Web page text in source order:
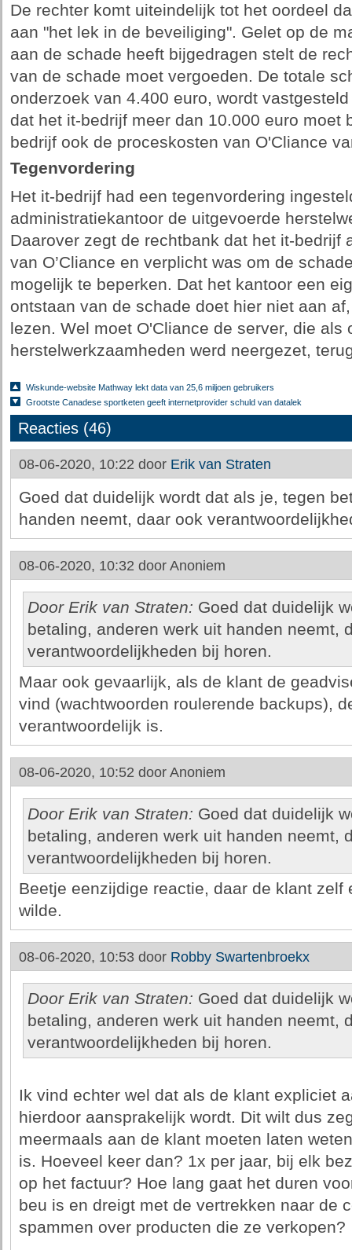
De rechter komt uiteindelijk tot het oordeel
aan "het lek in de beveiliging". Gelet op de
aan de schade heeft bijgedragen stelt de
van de schade moet vergoeden. De totale
onderzoek van 4.400 euro, wordt
dat het it-bedrijf meer dan 10.000 euro moet
bedrijf ook de proceskosten van O'Cliance
Tegenvordering
Het it-bedrijf had een tegenvordering
administratiekantoor de uitgevoerde
Daarover zegt de rechtbank dat het it-bedrijf
van O’Cliance en verplicht was om de
mogelijk te beperken. Dat het kantoor een
ontstaan van de schade doet hier niet aan
lezen. Wel moet O'Cliance de server, die als
herstelwerkzaamheden werd neergezet,
Wiskunde-website Mathway lekt data van 25,6 miljoen gebruikers
Grootste Canadese sportketen geeft internetprovider schuld van datalek
Reacties (46)
08-06-2020, 10:22 door Erik van Straten
Goed dat duidelijk wordt dat als je, tegen
handen neemt, daar ook
08-06-2020, 10:32 door Anoniem
Door Erik van Straten: Goed dat duidelijk
betaling, anderen werk uit handen neemt,
verantwoordelijkheden bij horen.
Maar ook gevaarlijk, als de klant de
vind (wachtwoorden roulerende backups),
verantwoordelijk is.
08-06-2020, 10:52 door Anoniem
Door Erik van Straten: Goed dat duidelijk
betaling, anderen werk uit handen neemt,
verantwoordelijkheden bij horen.
Beetje eenzijdige reactie, daar de klant zelf
wilde.
08-06-2020, 10:53 door Robby Swartenbroekx
Door Erik van Straten: Goed dat duidelijk
betaling, anderen werk uit handen neemt,
verantwoordelijkheden bij horen.
Ik vind echter wel dat als de klant expliciet
hierdoor aansprakelijk wordt. Dit wilt dus
meermaals aan de klant moeten laten
is. Hoeveel keer dan? 1x per jaar, bij elk
op het factuur? Hoe lang gaat het duren
beu is en dreigt met de vertrekken naar de
spammen over producten die ze verkopen?